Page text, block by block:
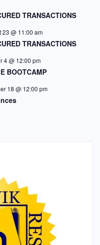
TRANSACTIONS
23 @ 11:00 am
TRANSACTIONS
4 @ 12:00 pm
BOOTCAMP
18 @ 12:00 pm